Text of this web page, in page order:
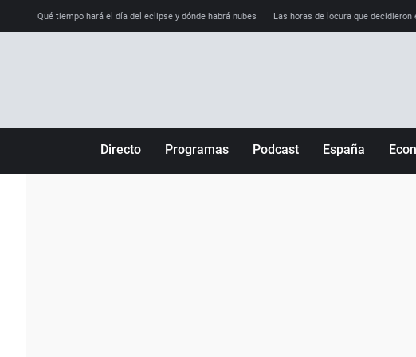
Qué tiempo hará el día del eclipse y dónde habrá nubes Las horas de locura que
Directo Programas Podcast España